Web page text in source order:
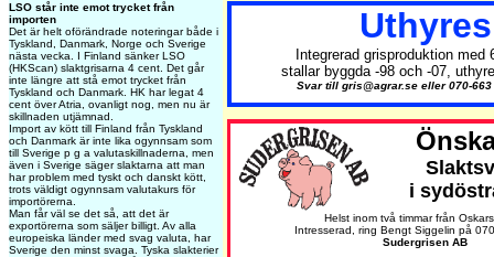
LSO står inte emot trycket från
importen
Det är helt oförändrade noteringar både i
Tyskland, Danmark, Norge och Sverige
nästa vecka. I Finland sänker LSO
(HKScan) slaktgrisarna 4 cent. Det går
inte längre att stå emot trycket från
Tyskland och Danmark. HK har legat 4
cent över Atria, ovanligt nog, men nu är
skillnaden utjämnad.
Import av kött till Finland från Tyskland
och Danmark är inte lika ogynnsam som
till Sverige p g a valutaskillnaderna, men
även i Sverige säger slaktarna att man
har problem med tyskt och danskt kött,
trots väldigt ogynnsam valutakurs för
importörerna.
Man får väl se det så, att det är
exportörerna som säljer billigt. Av alla
europeiska länder med svag valuta, har
Sverige den minst svaga. Tyska slakterier
Uthyres
Integrerad grisproduktion med
stallar byggda -98 och -07,
Svar till gris@agrar.se eller 070-663
i
Helst inom två timmar från
Intresserad, ring Bengt Siggelin på
Sudergrisen AB